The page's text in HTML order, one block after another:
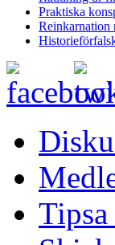
Praktiska
Reinkarnation
Tipsa